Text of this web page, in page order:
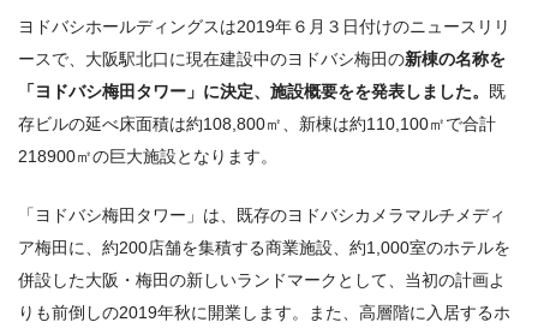
ヨドバシホールディングスは2019年６月３日付けのニュースリリ
ースで、大阪駅北口に現在建設中のヨドバシ梅田の新棟の名称を
「ヨドバシ梅田タワー」に決定、施設概要をを発表しました。
既
存ビルの延べ床面積は約108,800㎡、新棟は約110,100㎡で合計
218900㎡の巨大施設となります。
「ヨドバシ梅田タワー」は、既存のヨドバシカメラマルチメディ
ア梅田に、約200店舗を集積する商業施設、約1,000室のホテルを
併設した大阪・梅田の新しいランドマークとして、当初の計画よ
りも前倒しの2019年秋に開業します。また、高層階に入居するホ